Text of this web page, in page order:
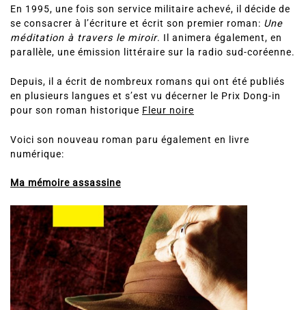
En 1995, une fois son service militaire achevé, il décide de
se consacrer à l’écriture et écrit son premier roman: Une
méditation à travers le miroir. Il animera également, en
parallèle, une émission littéraire sur la radio sud-coréenne.
Depuis, il a écrit de nombreux romans qui ont été publiés
en plusieurs langues et s’est vu décerner le Prix Dong-in
pour son roman historique Fleur noire
Voici son nouveau roman paru également en livre
numérique:
Ma mémoire assassine